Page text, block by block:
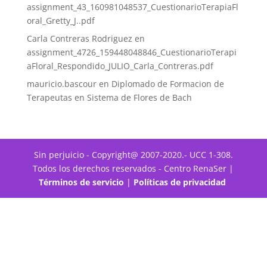
assignment_43_160981048537_CuestionarioTerapiaFl
oral_Gretty_J..pdf
Carla Contreras Rodriguez en
assignment_4726_159448048846_CuestionarioTerapi
aFloral_Respondido_JULIO_Carla_Contreras.pdf
mauricio.bascouren Diplomado de Formacion de
Terapeutas en Sistema de Flores de Bach
Sin perjuicio - Copyright@ 2007-2020.- UCC 1-308.
Todos los derechos reservados - Centro RenaSer |
Términos de servicio | Políticas de privacidad